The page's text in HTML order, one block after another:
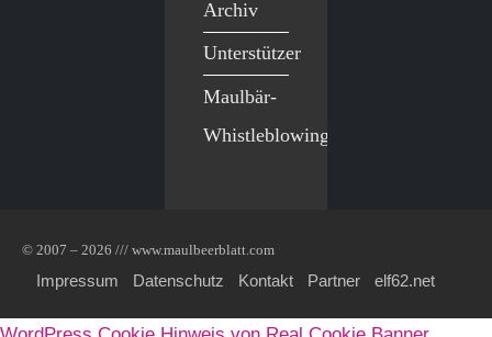
Archiv
Unterstützer
Maulbär-
Whistleblowing
© 2007 – 2026 /// www.maulbeerblatt.com
Impressum Datenschutz Kontakt Partner elf62.net